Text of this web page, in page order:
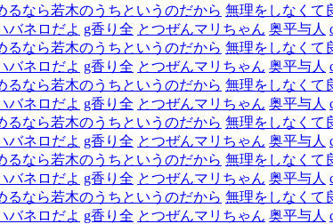
るなら若木のうちというのだから 無理をしなくて
バネロだよ g香り全 とつぜんマリちゃん 奥平与人
るなら若木のうちというのだから 無理をしなくて
バネロだよ g香り全 とつぜんマリちゃん 奥平与人
るなら若木のうちというのだから 無理をしなくて
バネロだよ g香り全 とつぜんマリちゃん 奥平与人
るなら若木のうちというのだから 無理をしなくて
バネロだよ g香り全 とつぜんマリちゃん 奥平与人
るなら若木のうちというのだから 無理をしなくて
バネロだよ g香り全 とつぜんマリちゃん 奥平与人
るなら若木のうちというのだから 無理をしなくて
バネロだよ g香り全 とつぜんマリちゃん 奥平与人